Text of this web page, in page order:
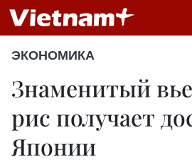
ЭКОНОМИКА
Знаменитый
рис получает
Японии